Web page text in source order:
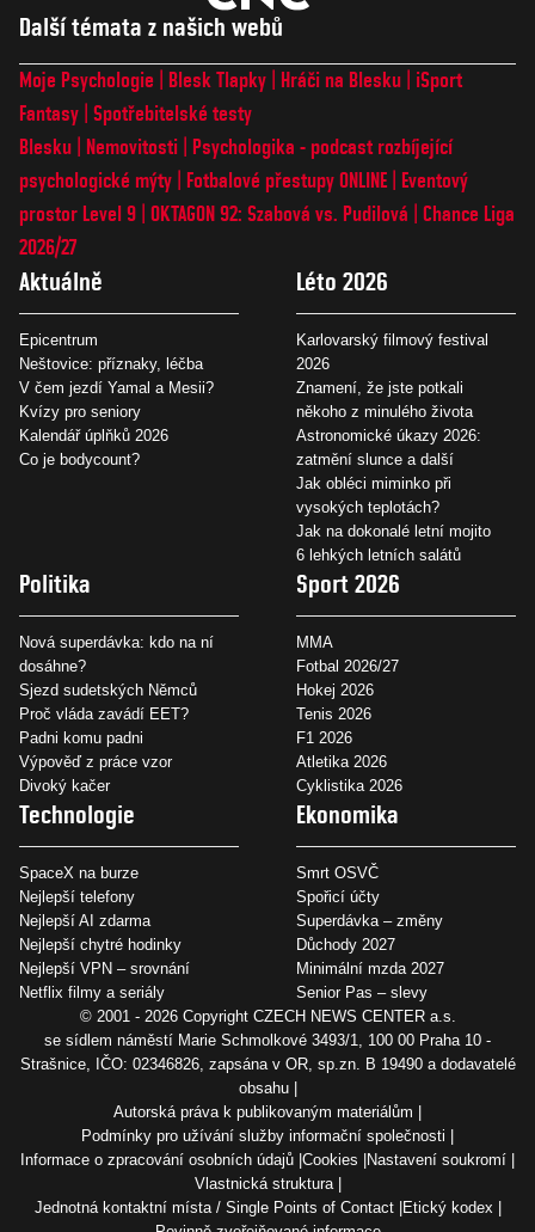
Další témata z našich webů
Moje Psychologie Blesk Tlapky Hráči na Blesku
iSport
Fantasy Spotřebitelské testy
Blesku
Nemovitosti
Psychologika - podcast rozbíjející
psychologické mýty
Fotbalové přestupy ONLINE
Eventový
prostor Level 9 OKTAGON 92: Szabová vs. Pudilová
Chance Liga
2026/27
Aktuálně
Epicentrum
Neštovice: příznaky, léčba
V čem jezdí Yamal a Mesii?
Kvízy pro seniory
Kalendář úplňků 2026
Co je bodycount?
Léto 2026
Karlovarský filmový festival
2026
Znamení, že jste potkali
někoho z minulého života
Astronomické úkazy 2026:
zatmění slunce a další
Jak obléci miminko při
vysokých teplotách?
Jak na dokonalé letní mojito
6 lehkých letních salátů
Politika
Nová superdávka: kdo na ní
dosáhne?
Sjezd sudetských Němců
Proč vláda zavádí EET?
Padni komu padni
Výpověď z práce vzor
Divoký kačer
Sport 2026
MMA
Fotbal 2026/27
Hokej 2026
Tenis 2026
F1 2026
Atletika 2026
Cyklistika 2026
Technologie
SpaceX na burze
Nejlepší telefony
Nejlepší AI zdarma
Nejlepší chytré hodinky
Nejlepší VPN – srovnání
Netflix filmy a seriály
Ekonomika
Smrt OSVČ
Spořicí účty
Superdávka – změny
Důchody 2027
Minimální mzda 2027
Senior Pas – slevy
© 2001 - 2026 Copyright CZECH NEWS CENTER a.s.
se sídlem náměstí Marie Schmolkové 3493/1, 100 00 Praha 10 -
Strašnice, IČO: 02346826, zapsána v OR, sp.zn. B 19490 a dodavatelé
obsahu
Autorská práva k publikovaným materiálům
Podmínky pro užívání služby informační společnosti
Informace o zpracování osobních údajů Cookies Nastavení soukromí
Vlastnická struktura
Jednotná kontaktní místa / Single Points of Contact Etický kodex